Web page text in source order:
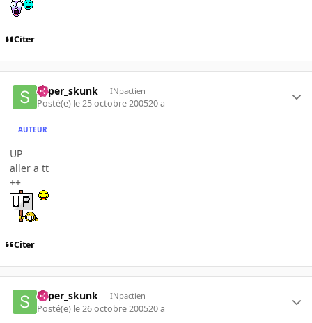
Citer
super_skunk INpactien
Posté(e) le 25 octobre 200520 a
AUTEUR
UP
aller a tt
++
Citer
super_skunk INpactien
Posté(e) le 26 octobre 200520 a